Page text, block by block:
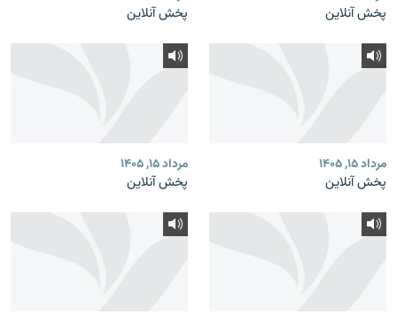
پخش آنلاین پخش آنلاین
مرداد ۱۵, ۱۴۰۵
پخش آنلاین
مرداد ۱۵, ۱۴۰۵
پخش آنلاین